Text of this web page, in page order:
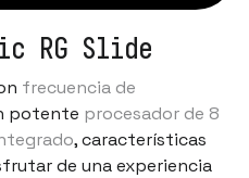
RG Slide
frecuencia de
potente procesador de 8
, características
de una experiencia